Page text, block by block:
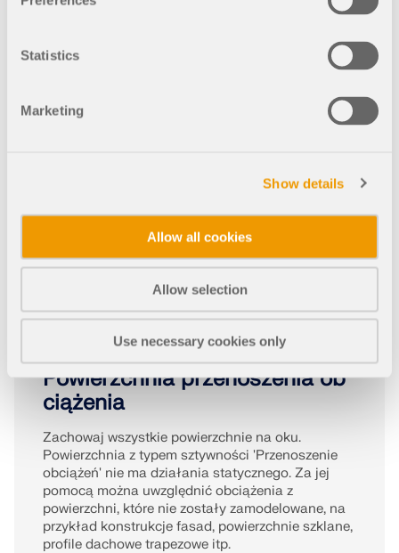
Statistics
Marketing
Show details
Allow all cookies
Allow selection
Use necessary cookies only
Powierzchnia przenoszenia ob
ciążenia
Zachowaj wszystkie powierzchnie na oku.
Powierzchnia z typem sztywności 'Przenoszenie
obciążeń' nie ma działania statycznego. Za jej
pomocą można uwzględnić obciążenia z
powierzchni, które nie zostały zamodelowane, na
przykład konstrukcje fasad, powierzchnie szklane,
profile dachowe trapezowe itp.